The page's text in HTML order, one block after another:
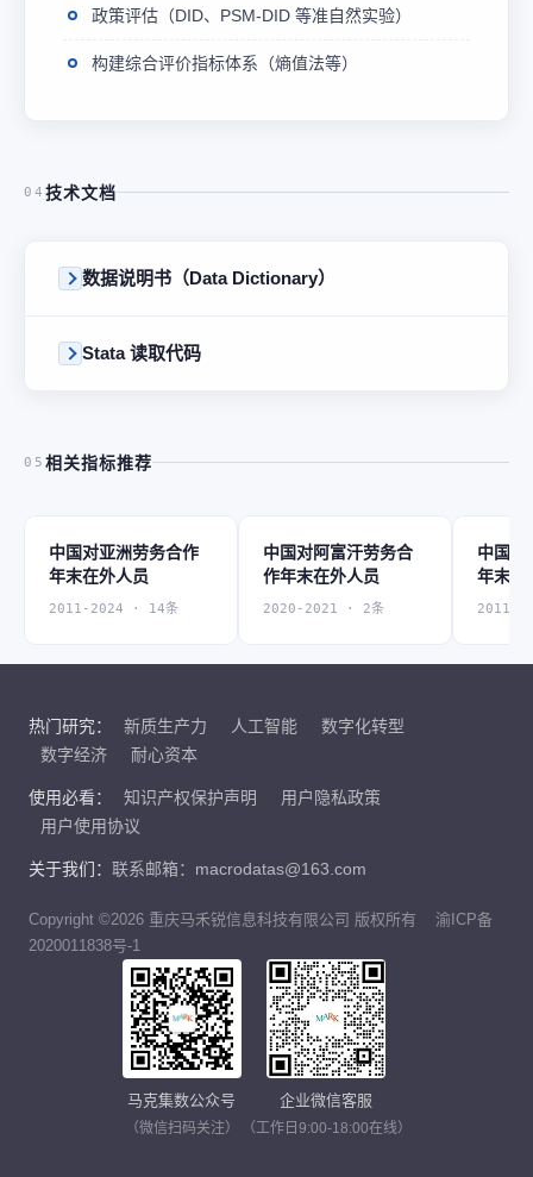
政策评估（DID、PSM-DID 等准自然实验）
构建综合评价指标体系（熵值法等）
04 技术文档
数据说明书（Data Dictionary）
Stata 读取代码
05 相关指标推荐
中国对亚洲劳务合作
年末在外人员
2011-2024 · 14条
中国对阿富汗劳务合
作年末在外人员
2020-2021 · 2条
中国对
年末在
2011-
热门研究： 新质生产力 人工智能
数字化转型
数字经济
耐心资本
使用必看： 知识产权保护声明
用户隐私政策
用户使用协议
关于我们： 联系邮箱：macrodatas@163.com
Copyright ©2026 重庆马禾锐信息科技有限公司 版权所有
渝ICP备
2020011838号-1
马克集数公众号
（微信扫码关注）
企业微信客服
（工作日9:00-18:00在线）